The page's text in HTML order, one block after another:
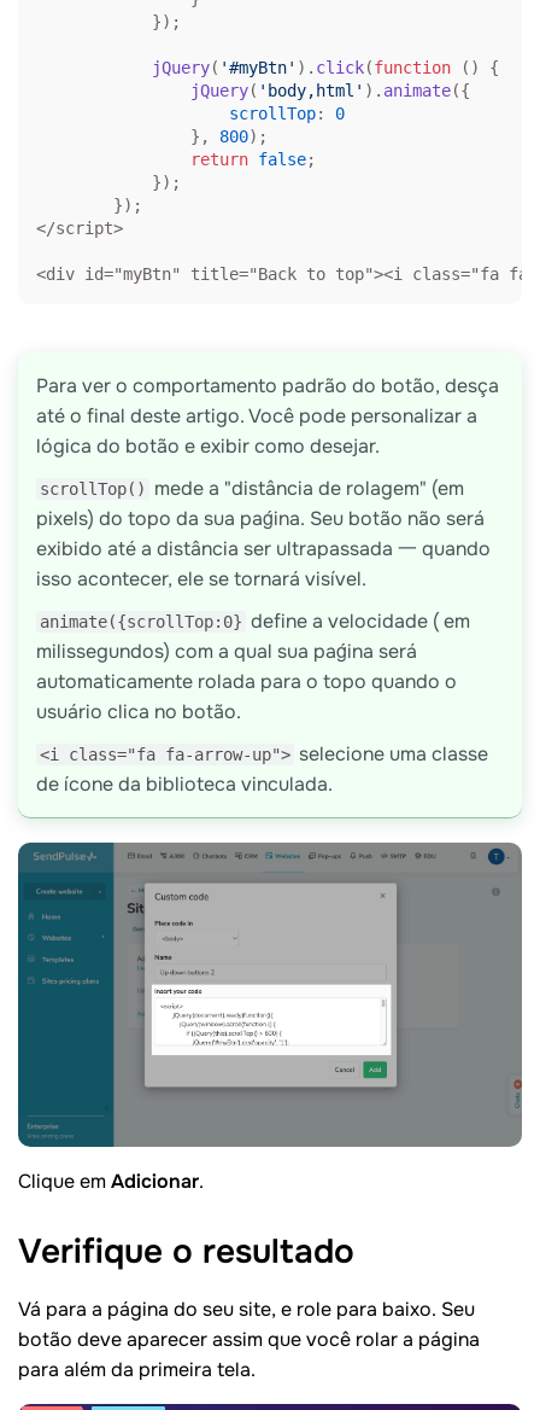
            });
jQuery( '#myBtn' ). click(function ( ) {
jQuery( 'body,html' ). animate({
scrollTop: 0
                },
800);
return false;
            });
        });
</script>
<div id="myBtn" title="Back to top"><i class="fa fa-
Para ver o comportamento padrão do botão, desça
até o final deste artigo. Você pode personalizar a
lógica do botão e exibir como desejar.
scrollTop()
mede a "distância de rolagem" (em
pixels) do topo da sua paǵina. Seu botão não será
exibido até a distância ser ultrapassada 一 quando
isso acontecer, ele se tornará visível.
animate({scrollTop:0} define a velocidade ( em
milissegundos) com a qual sua paǵina será
automaticamente rolada para o topo quando o
usuário clica no botão.
<i class="fa fa-arrow-up"> selecione uma classe
de ícone da biblioteca vinculada.
Clique emAdicionar.
Verifique o resultado
Vá para a página do seu site, e role para baixo. Seu
botão deve aparecer assim que você rolar a página
para além da primeira tela.